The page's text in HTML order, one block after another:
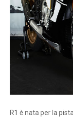
R1 è nata per la